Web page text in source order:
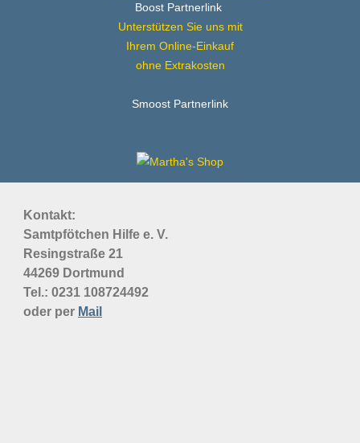
Boost Partnerlink
Unterstützen Sie uns mit
Ihrem Online-Einkauf
ohne Extrakosten
Smoost Partnerlink
Kontakt:
Samtpfötchen Hilfe e. V.
Resingstraße 21
44269 Dortmund
Tel.: 0231 108724492
oder per Mail